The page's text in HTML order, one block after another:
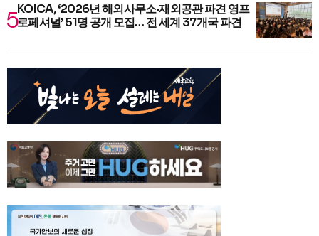
KOICA, ‘2026년 해외사무소·재외공관 파견 영프
로페셔널’ 51명 공개 모집… 전 세계 37개국 파견